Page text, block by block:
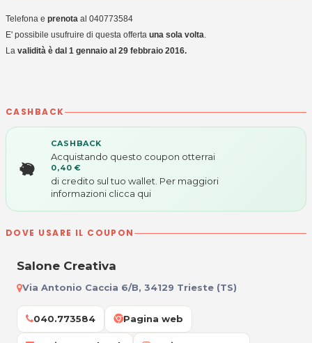
Telefona e prenota al 040773584
E' possibile usufruire di questa offerta una sola volta.
La validità è dal 1 gennaio al 29 febbraio 2016.
CASHBACK
CASHBACK
Acquistando questo coupon otterrai
0,40 €
di credito sul tuo wallet. Per maggiori
informazioni clicca qui
DOVE USARE IL COUPON
Salone Creativa
Via Antonio Caccia 6/B, 34129 Trieste (TS)
040.773584 Pagina web